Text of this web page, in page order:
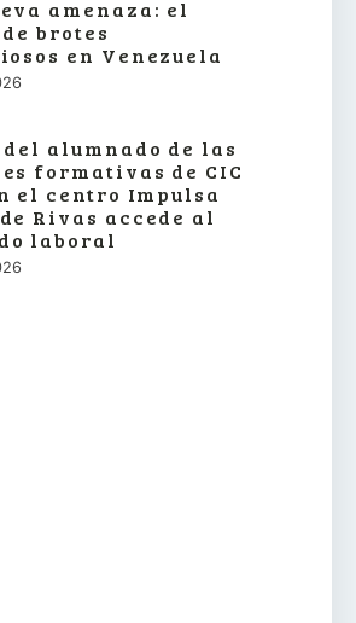
amenaza: el
brotes
en Venezuela
del alumnado de las
formativas de CIC
el centro Impulsa
Rivas accede al
laboral